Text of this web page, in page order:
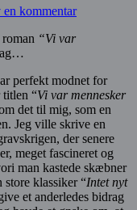
en kommentar
“Vi var
perfekt modnet for
titlen “Vi var mennesker
det til mig, som en
Jeg ville skrive en
der senere
meget fascineret og
man kastede skæbner
klassiker “Intet nyt
et anderledes bidrag